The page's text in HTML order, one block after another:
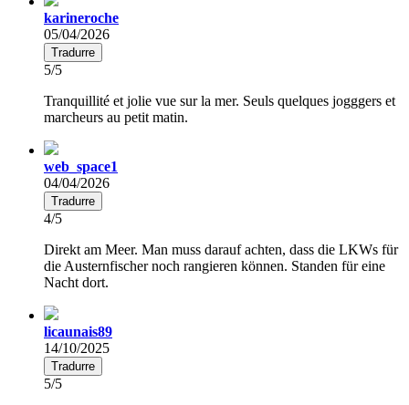
karineroche
05/04/2026
Tradurre
5/5
Tranquillité et jolie vue sur la mer. Seuls quelques jogggers et
marcheurs au petit matin.
web_space1
04/04/2026
Tradurre
4/5
Direkt am Meer. Man muss darauf achten, dass die LKWs für
die Austernfischer noch rangieren können. Standen für eine
Nacht dort.
licaunais89
14/10/2025
Tradurre
5/5